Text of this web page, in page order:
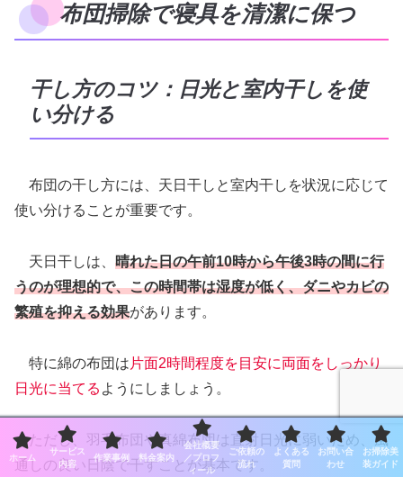
布団掃除で寝具を清潔に保つ
干し方のコツ：日光と室内干しを使
い分ける
布団の干し方には、天日干しと室内干しを状況に応じて
使い分けることが重要です。
天日干しは、 晴れた日の午前10時から午後3時の間に行
うのが理想的で、この時間帯は湿度が低く、ダニやカビの
繁殖を抑える効果があります。
特に綿の布団は 片面2時間程度を目安に両面をしっかり
日光に当てる ようにしましょう。
ただし、羽毛布団や真綿布団は直射日光に弱いため、風
通しの良い日陰で干すことが基本です。
ホーム
サービス
内容
作業事例 料金案内
会社概要
／プロフ
ィール
ご依頼の
流れ
よくある
質問
お問い合
わせ
お掃除美
装ガイド